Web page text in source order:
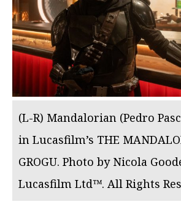
(L-R) Mandalorian (Pedro
in Lucasfilm’s THE
GROGU. Photo by Nicola
Lucasfilm Ltd™. All Rights